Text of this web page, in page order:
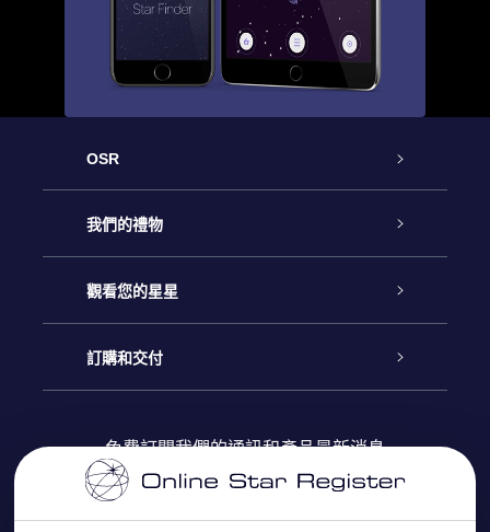
OSR
客戶服務
聯繫我們
博客
評論
我們的禮物
Online Star禮物
OSR禮物包
OSR 禮物卡
觀看您的星星
星星注册
個性化的Star Page
訂購和交付
付款資訊
免費訂閱我們的通訊和產品最新消息